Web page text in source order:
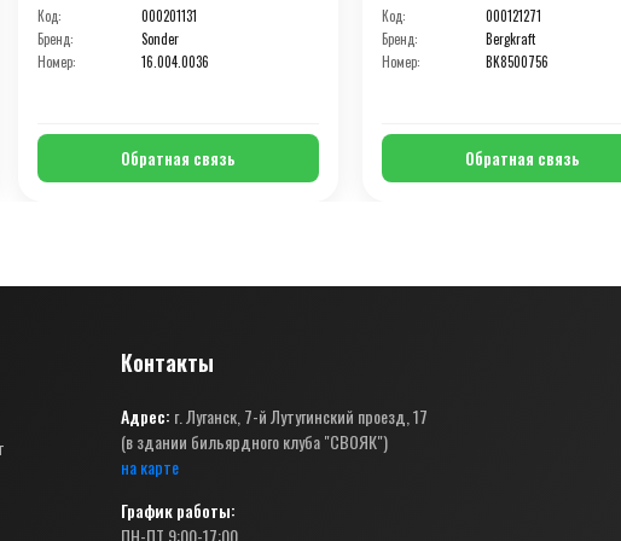
Код:
000201131
Бренд:
Sonder
Номер:
16.004.0036
Обратная связь
Код:
000121271
Бренд:
Bergkraft
Номер:
BK8500756
Обратная связь
Контакты
Адрес: г. Луганск, 7-й Лутугинский проезд, 17
(в здании бильярдного клуба "СВОЯК")
на карте
График работы:
ПН-ПТ 9:00-17:00